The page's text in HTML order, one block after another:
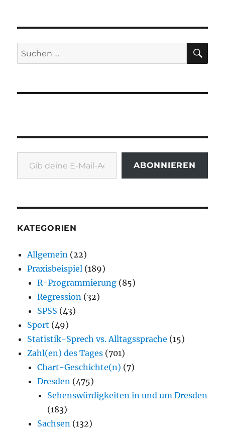
Suchen
nach:
Gib deine E-Mail-Adresse ein ...
ABONNIEREN
KATEGORIEN
Allgemein (22)
Praxisbeispiel (189)
R-Programmierung (85)
Regression (32)
SPSS (43)
Sport (49)
Statistik-Sprech vs. Alltagssprache (15)
Zahl(en) des Tages (701)
Chart-Geschichte(n) (7)
Dresden (475)
Sehenswürdigkeiten in und um Dresden
(183)
Sachsen (132)